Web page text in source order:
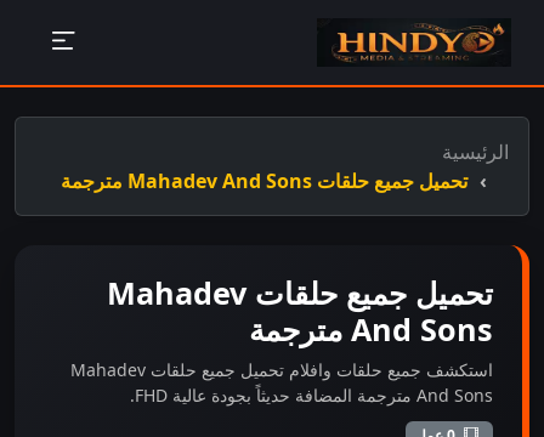
الرئيسية
تحميل جميع حلقات Mahadev And Sons مترجمة
تحميل جميع حلقات Mahadev
And Sons مترجمة
استكشف جميع حلقات وافلام تحميل جميع حلقات Mahadev
And Sons مترجمة المضافة حديثاً بجودة عالية FHD.